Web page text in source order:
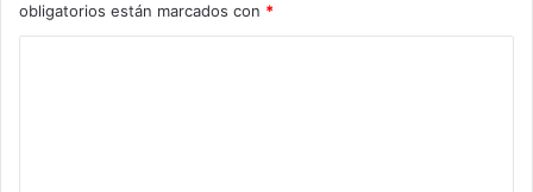
obligatorios están marcados con *